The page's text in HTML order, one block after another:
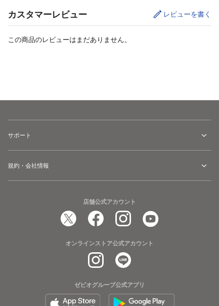
カスタマーレビュー レビューを書く
この商品のレビューはまだありません。
サポート
規約・会社情報
店舗公式アカウント
オンラインストア公式アカウント
ゼビオグループ公式アプリ